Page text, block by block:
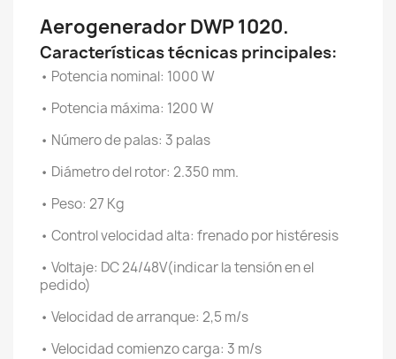
Aerogenerador DWP 1020.
Características técnicas principales:
• Potencia nominal: 1000 W
• Potencia máxima: 1200 W
• Número de palas: 3 palas
• Diámetro del rotor: 2.350 mm.
• Peso: 27 Kg
• Control velocidad alta: frenado por histéresis
• Voltaje: DC 24/48V(indicar la tensión en el
pedido)
• Velocidad de arranque: 2,5 m/s
• Velocidad comienzo carga: 3 m/s